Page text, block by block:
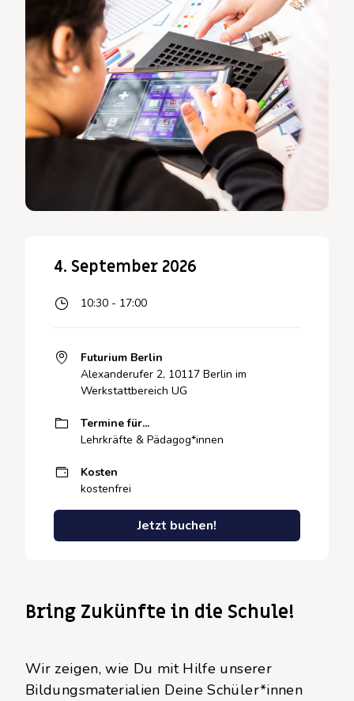
4. September 2026
10:30 - 17:00
Futurium Berlin
Alexanderufer 2, 10117 Berlin im
Werkstattbereich UG
Termine für...
Lehrkräfte & Pädagog*innen
Kosten
kostenfrei
Jetzt buchen!
Bring Zukünfte in die Schule!
Wir zeigen, wie Du mit Hilfe unserer
Bildungsmaterialien Deine Schüler*innen